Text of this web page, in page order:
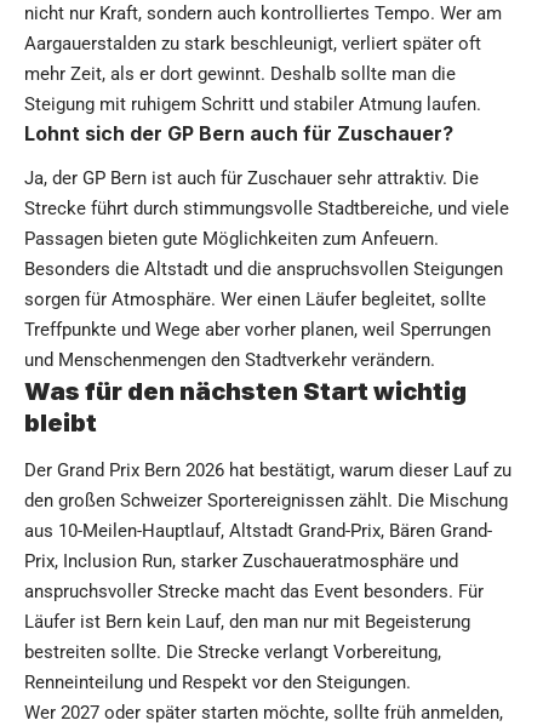
nicht nur Kraft, sondern auch kontrolliertes Tempo. Wer am
Aargauerstalden zu stark beschleunigt, verliert später oft
mehr Zeit, als er dort gewinnt. Deshalb sollte man die
Steigung mit ruhigem Schritt und stabiler Atmung laufen.
Lohnt sich der GP Bern auch für Zuschauer?
Ja, der GP Bern ist auch für Zuschauer sehr attraktiv. Die
Strecke führt durch stimmungsvolle Stadtbereiche, und viele
Passagen bieten gute Möglichkeiten zum Anfeuern.
Besonders die Altstadt und die anspruchsvollen Steigungen
sorgen für Atmosphäre. Wer einen Läufer begleitet, sollte
Treffpunkte und Wege aber vorher planen, weil Sperrungen
und Menschenmengen den Stadtverkehr verändern.
Was für den nächsten Start wichtig
bleibt
Der Grand Prix Bern 2026 hat bestätigt, warum dieser Lauf zu
den großen Schweizer Sportereignissen zählt. Die Mischung
aus 10-Meilen-Hauptlauf, Altstadt Grand-Prix, Bären Grand-
Prix, Inclusion Run, starker Zuschaueratmosphäre und
anspruchsvoller Strecke macht das Event besonders. Für
Läufer ist Bern kein Lauf, den man nur mit Begeisterung
bestreiten sollte. Die Strecke verlangt Vorbereitung,
Renneinteilung und Respekt vor den Steigungen.
Wer 2027 oder später starten möchte, sollte früh anmelden,